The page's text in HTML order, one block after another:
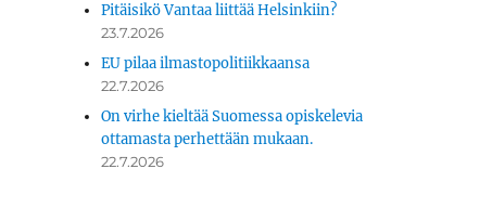
Pitäisikö Vantaa liittää Helsinkiin?
23.7.2026
EU pilaa ilmastopolitiikkaansa
22.7.2026
On virhe kieltää Suomessa opiskelevia
ottamasta perhettään mukaan.
22.7.2026